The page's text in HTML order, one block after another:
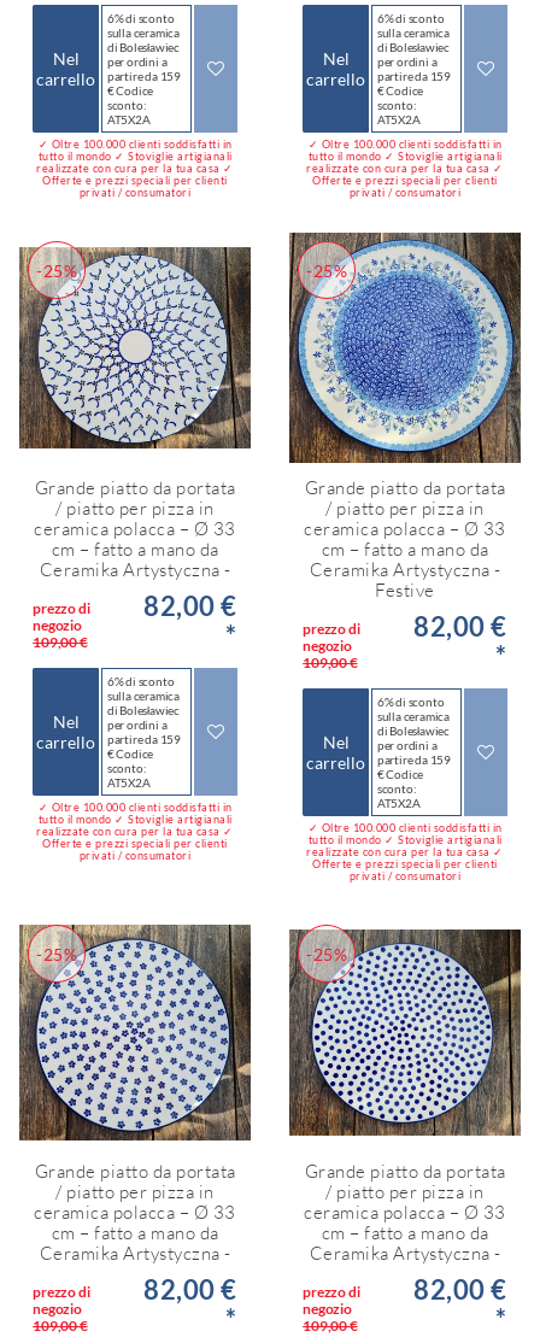
Nel
carrello
6% di sconto
sulla ceramica
di Bolesławiec
per ordini a
partire da 159
€ Codice
sconto:
AT5X2A
✓ Oltre 100.000 clienti soddisfatti in
tutto il mondo ✓ Stoviglie artigianali
realizzate con cura per la tua casa ✓
Offerte e prezzi speciali per clienti
privati / consumatori
Nel
carrello
6% di sconto
sulla ceramica
di Bolesławiec
per ordini a
partire da 159
€ Codice
sconto:
AT5X2A
✓ Oltre 100.000 clienti soddisfatti in
tutto il mondo ✓ Stoviglie artigianali
realizzate con cura per la tua casa ✓
Offerte e prezzi speciali per clienti
privati / consumatori
-25%
Grande piatto da portata
/ piatto per pizza in
ceramica polacca – Ø 33
cm – fatto a mano da
Ceramika Artystyczna -
prezzo di
negozio
109,00 €
82,00 €
*
Nel
carrello
6% di sconto
sulla ceramica
di Bolesławiec
per ordini a
partire da 159
€ Codice
sconto:
AT5X2A
✓ Oltre 100.000 clienti soddisfatti in
tutto il mondo ✓ Stoviglie artigianali
realizzate con cura per la tua casa ✓
Offerte e prezzi speciali per clienti
privati / consumatori
-25%
Grande piatto da portata
/ piatto per pizza in
ceramica polacca – Ø 33
cm – fatto a mano da
Ceramika Artystyczna -
Festive
prezzo di
negozio
109,00 €
82,00 €
*
Nel
carrello
6% di sconto
sulla ceramica
di Bolesławiec
per ordini a
partire da 159
€ Codice
sconto:
AT5X2A
✓ Oltre 100.000 clienti soddisfatti in
tutto il mondo ✓ Stoviglie artigianali
realizzate con cura per la tua casa ✓
Offerte e prezzi speciali per clienti
privati / consumatori
-25%
Grande piatto da portata
/ piatto per pizza in
ceramica polacca – Ø 33
cm – fatto a mano da
Ceramika Artystyczna -
prezzo di
negozio
109,00 €
82,00 €
*
-25%
Grande piatto da portata
/ piatto per pizza in
ceramica polacca – Ø 33
cm – fatto a mano da
Ceramika Artystyczna -
prezzo di
negozio
109,00 €
82,00 €
*